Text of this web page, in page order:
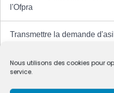
Nous utilisons des cookies pour
service.
l'Ofpra
Transmettre la demande
Après la réception de la
la prolongation du séjour à la